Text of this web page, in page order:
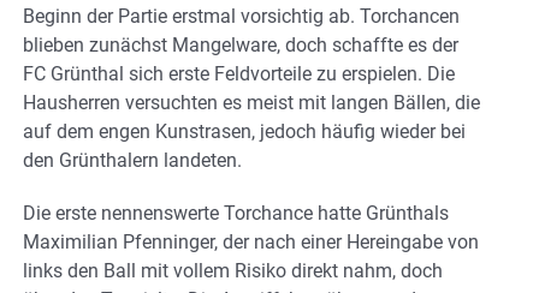
Beginn der Partie erstmal vorsichtig ab. Torchancen
blieben zunächst Mangelware, doch schaffte es der
FC Grünthal sich erste Feldvorteile zu erspielen. Die
Hausherren versuchten es meist mit langen Bällen, die
auf dem engen Kunstrasen, jedoch häufig wieder bei
den Grünthalern landeten.
Die erste nennenswerte Torchance hatte Grünthals
Maximilian Pfenninger, der nach einer Hereingabe von
links den Ball mit vollem Risiko direkt nahm, doch